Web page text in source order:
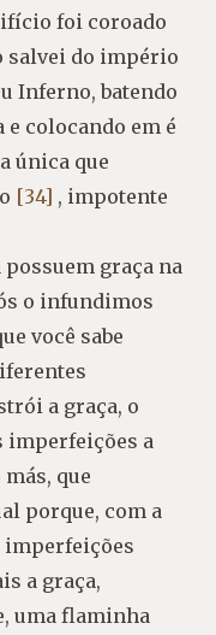
foi coroado
salvei do império
Inferno, batendo
e colocando em é
única que
[34] , impotente
graça na
o infundimos
você sabe
a graça, o
imperfeições a
que
porque, com a
imperfeições
a graça,
uma flaminha